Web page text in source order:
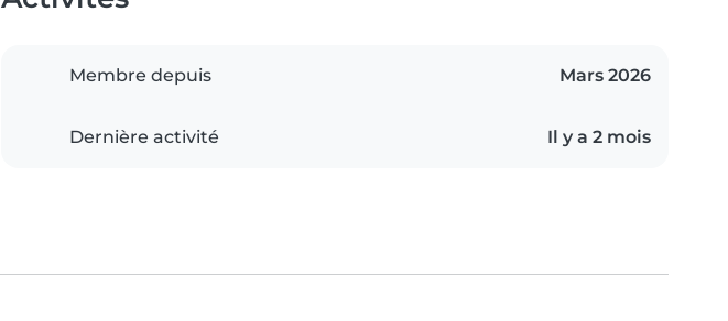
Membre depuis Mars 2026
Dernière activité Il y a 2 mois